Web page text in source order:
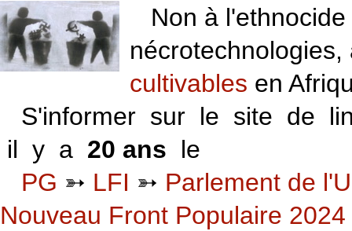
Non à l'ethnocide
cultivables en
S'informer sur le site de
il y a 20 ans le
PG ➳ LFI ➳ Parlement de
Nouveau Front Populaire 2024